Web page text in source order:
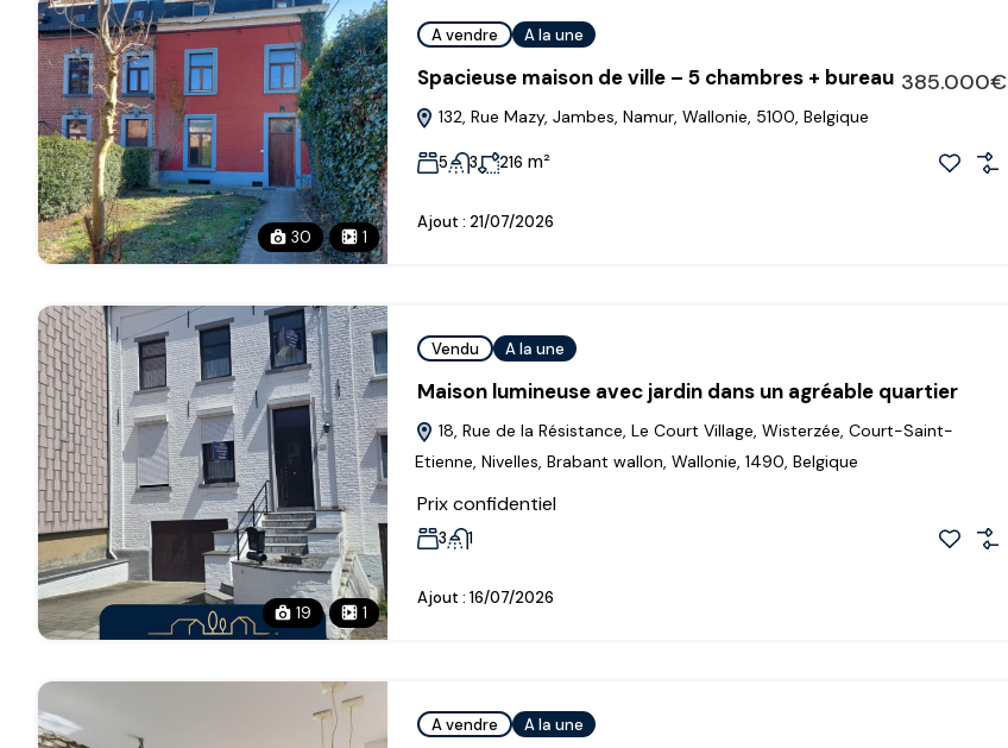
30 1
A vendre A la une
Spacieuse maison de ville – 5 chambres + bureau
132, Rue Mazy, Jambes, Namur, Wallonie, 5100, Belgique
385.000€
5 3 216 m²
Ajout : 21/07/2026
19 1
Vendu A la une
Maison lumineuse avec jardin dans un agréable quartier
18, Rue de la Résistance, Le Court Village, Wisterzée, Court-Saint-
Etienne, Nivelles, Brabant wallon, Wallonie, 1490, Belgique
Prix confidentiel
3 1
Ajout : 16/07/2026
A vendre A la une